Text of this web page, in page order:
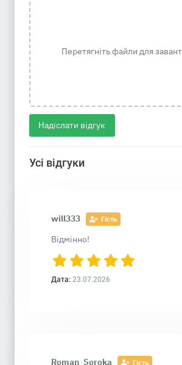
Перетягніть файли для
Надіслати відгук
Усі відгуки
will333 Гість
Відмінно!
Дата: 23.07.2026
Roman_Soroka Гість